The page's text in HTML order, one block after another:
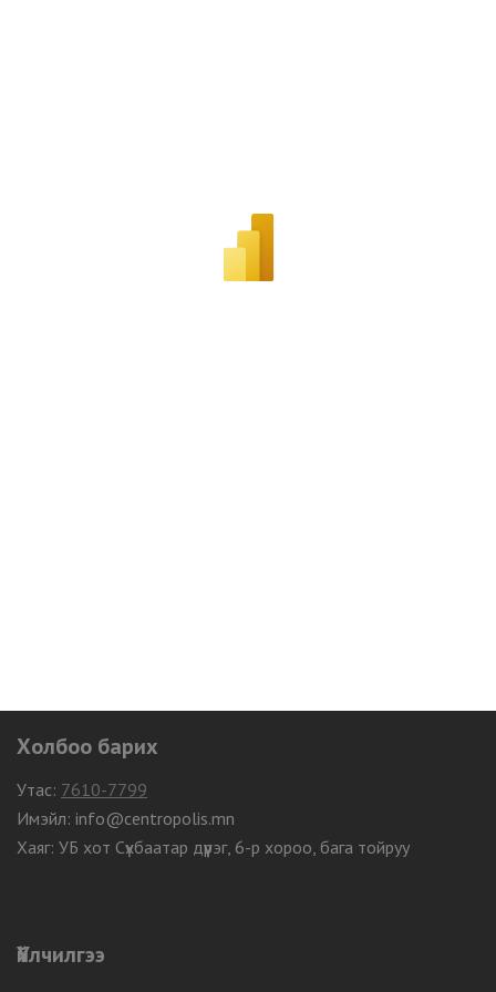
Холбоо барих
Утас: 7610-7799
Имэйл: info@centropolis.mn
Хаяг: УБ хот Сүхбаатар дүүрэг, 6-р хороо, бага тойруу
Үйлчилгээ